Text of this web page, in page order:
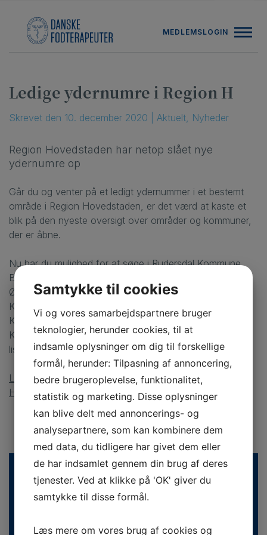
indholdet
MEDLEMSLOGIN
Ledige ydernumre i Region H
Skrevet den 10. december 2020 Aktuelt, Nyheder
Region Hovedstaden har netop slået nye
ydernumre op
Går du og venter på et ledigt ydernummer i et bestemt
område i Region Hovedstaden, er det værd at kaste et
blik på den nyeste oversigt over områder og kommuner,
der er åbne.
Nu har du mulighed for at søge i Rudersdal Kommune,
Bispebjerg, Brønshøj-Husum Indre By, Nørrebro,
Østerbro, Bornholms Regionskommune, Albertslund
Kommune, Amager, Brøndby Kommune, Glostrup
Kommune, Hvidovre Kommune, Høje-Taastrup
Kommune, Ishøj Kommune og Vesterbro. Se den fulde
liste.
Læs, hvordan du søger et ydernummer i Region
Hovedstaden
Samtykke til cookies
Vi og vores samarbejdspartnere bruger
teknologier, herunder cookies, til at
indsamle oplysninger om dig til forskellige
formål, herunder: Tilpasning af annoncering,
bedre brugeroplevelse, funktionalitet,
statistik og marketing. Disse oplysninger
kan blive delt med annoncerings- og
analysepartnere, som kan kombinere dem
med data, du tidligere har givet dem eller
de har indsamlet gennem din brug af deres
tjenester. Ved at klikke på 'OK' giver du
samtykke til disse formål.
Læs mere om vores brug af cookies og